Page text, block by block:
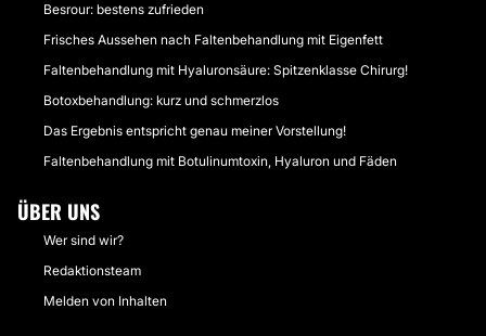
Besrour: bestens zufrieden
Frisches Aussehen nach Faltenbehandlung mit Eigenfett
Faltenbehandlung mit Hyaluronsäure: Spitzenklasse Chirurg!
Botoxbehandlung: kurz und schmerzlos
Das Ergebnis entspricht genau meiner Vorstellung!
Faltenbehandlung mit Botulinumtoxin, Hyaluron und Fäden
ÜBER UNS
Wer sind wir?
Redaktionsteam
Melden von Inhalten